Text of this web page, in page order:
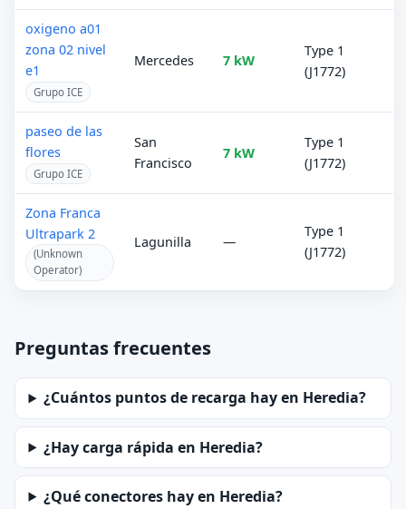
oxigeno a01
zona 02 nivel
e1
Grupo ICE
Mercedes 7 kW
Type 1
(J1772)
paseo de las
flores
Grupo ICE
San
Francisco
7 kW
Type 1
(J1772)
Zona Franca
Ultrapark 2
(Unknown
Operator)
Lagunilla —
Type 1
(J1772)
Preguntas frecuentes
¿Cuántos puntos de recarga hay en Heredia?
¿Hay carga rápida en Heredia?
¿Qué conectores hay en Heredia?